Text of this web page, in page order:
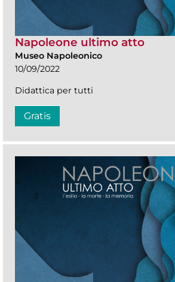
Napoleone ultimo atto
Museo Napoleonico
10/09/2022
Didattica per tutti
Gratis